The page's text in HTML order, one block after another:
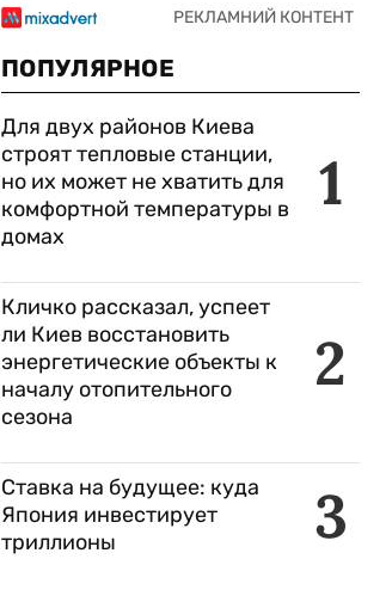
ПОПУЛЯРНОЕ
1
Для двух районов Киева
строят тепловые станции,
но их может не хватить для
комфортной температуры в
домах
2
Кличко рассказал, успеет
ли Киев восстановить
энергетические объекты к
началу отопительного
сезона
3
Ставка на будущее: куда
Япония инвестирует
триллионы